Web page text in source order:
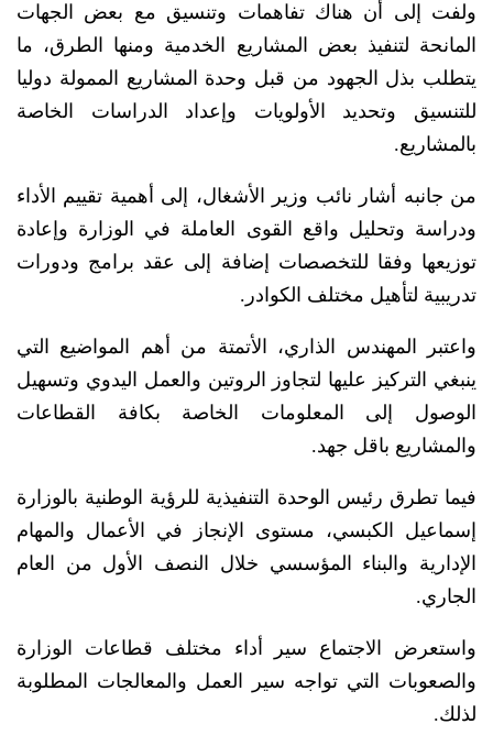
ولفت إلى أن هناك تفاهمات وتنسيق مع بعض الجهات
المانحة لتنفيذ بعض المشاريع الخدمية ومنها الطرق، ما
يتطلب بذل الجهود من قبل وحدة المشاريع الممولة دوليا
للتنسيق وتحديد الأولويات وإعداد الدراسات الخاصة
بالمشاريع.
من جانبه أشار نائب وزير الأشغال، إلى أهمية تقييم الأداء
ودراسة وتحليل واقع القوى العاملة في الوزارة وإعادة
توزيعها وفقا للتخصصات إضافة إلى عقد برامج ودورات
تدريبية لتأهيل مختلف الكوادر.
واعتبر المهندس الذاري، الأتمتة من أهم المواضيع التي
ينبغي التركيز عليها لتجاوز الروتين والعمل اليدوي وتسهيل
الوصول إلى المعلومات الخاصة بكافة القطاعات
والمشاريع باقل جهد.
فيما تطرق رئيس الوحدة التنفيذية للرؤية الوطنية بالوزارة
إسماعيل الكبسي، مستوى الإنجاز في الأعمال والمهام
الإدارية والبناء المؤسسي خلال النصف الأول من العام
الجاري.
واستعرض الاجتماع سير أداء مختلف قطاعات الوزارة
والصعوبات التي تواجه سير العمل والمعالجات المطلوبة
لذلك.